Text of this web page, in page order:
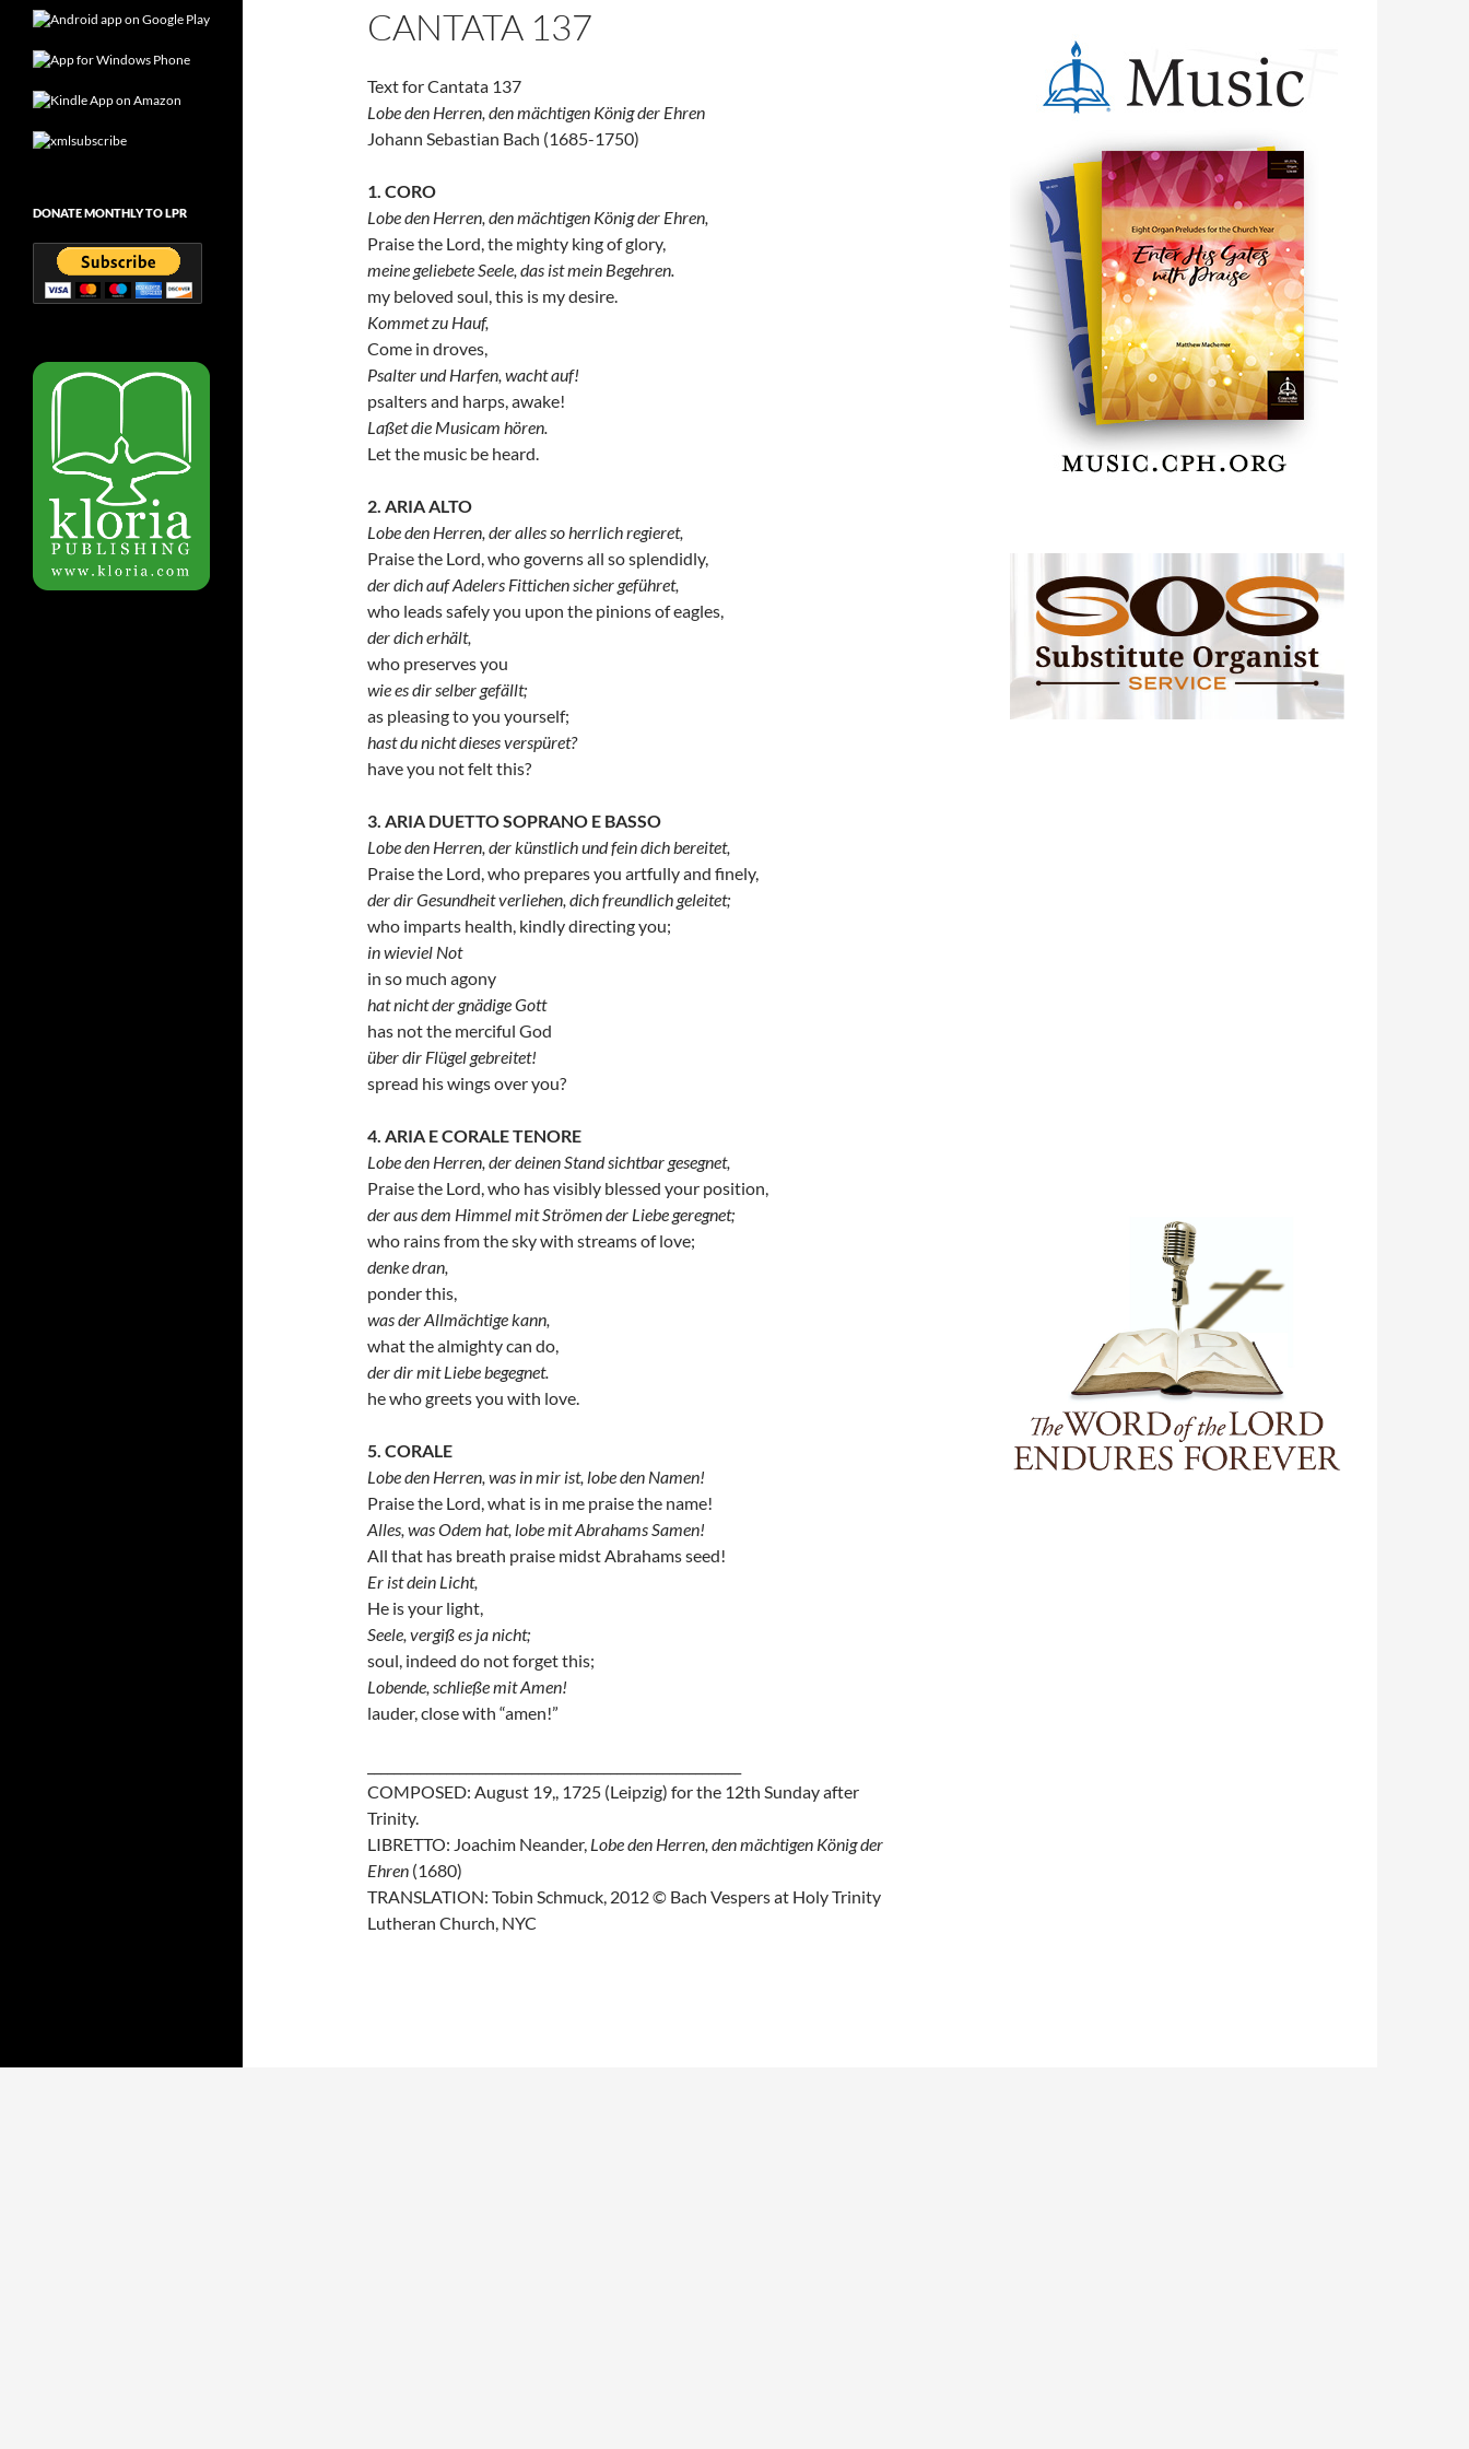
CANTATA 137
Text for Cantata 137
Lobe den Herren, den mächtigen König der Ehren
Johann Sebastian Bach (1685-1750)
1. CORO
Lobe den Herren, den mächtigen König der Ehren,
Praise the Lord, the mighty king of glory,
meine geliebete Seele, das ist mein Begehren.
my beloved soul, this is my desire.
Kommet zu Hauf,
Come in droves,
Psalter und Harfen, wacht auf!
psalters and harps, awake!
Laßet die Musicam hören.
Let the music be heard.
2. ARIA ALTO
Lobe den Herren, der alles so herrlich regieret,
Praise the Lord, who governs all so splendidly,
der dich auf Adelers Fittichen sicher geführet,
who leads safely you upon the pinions of eagles,
der dich erhält,
who preserves you
wie es dir selber gefällt;
as pleasing to you yourself;
hast du nicht dieses verspüret?
have you not felt this?
3. ARIA DUETTO SOPRANO E BASSO
Lobe den Herren, der künstlich und fein dich bereitet,
Praise the Lord, who prepares you artfully and finely,
der dir Gesundheit verliehen, dich freundlich geleitet;
who imparts health, kindly directing you;
in wieviel Not
in so much agony
hat nicht der gnädige Gott
has not the merciful God
über dir Flügel gebreitet!
spread his wings over you?
4. ARIA E CORALE TENORE
Lobe den Herren, der deinen Stand sichtbar gesegnet,
Praise the Lord, who has visibly blessed your position,
der aus dem Himmel mit Strömen der Liebe geregnet;
who rains from the sky with streams of love;
denke dran,
ponder this,
was der Allmächtige kann,
what the almighty can do,
der dir mit Liebe begegnet.
he who greets you with love.
5. CORALE
Lobe den Herren, was in mir ist, lobe den Namen!
Praise the Lord, what is in me praise the name!
Alles, was Odem hat, lobe mit Abrahams Samen!
All that has breath praise midst Abrahams seed!
Er ist dein Licht,
He is your light,
Seele, vergiß es ja nicht;
soul, indeed do not forget this;
Lobende, schließe mit Amen!
lauder, close with “amen!”
COMPOSED: August 19,, 1725 (Leipzig) for the 12th Sunday after
Trinity.
LIBRETTO: Joachim Neander, Lobe den Herren, den mächtigen König der
Ehren (1680)
TRANSLATION: Tobin Schmuck, 2012 © Bach Vespers at Holy Trinity
Lutheran Church, NYC
DONATE MONTHLY TO LPR